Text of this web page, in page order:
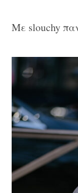
Με slouchy